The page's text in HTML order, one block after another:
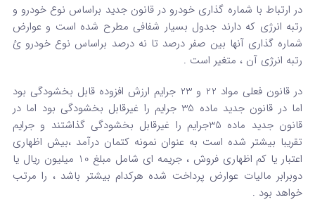
در ارتباط با شماره گذاری خودرو در قانون جدید براساس نوع خودرو و
رتبه انرژی که دارند جدول بسیار شفافی مطرح شده است و عوارض
شماره گذاری آنها بین صفر درصد تا نه درصد براساس نوع خودرو ئ
رتبه انرژی آن ، متغیر است .
در قانون فعلی مواد 22 و 23 جرایم ارزش افزوده قابل بخشودگی بود
اما در قانون جدید ماده 35 جرایم را غیرقابل بخشودگی بود اما در
قانون جدید ماده 35جرایم را غیرقابل بخشودگی گذاشتند و جرایم
تقریبا بیشتر شده است به عنوان نمونه کتمان درآمد ،بیش اظهاری
اعتبار یا کم اظهاری فروش ، جریمه ای شامل مبلغ 10 میلیون ریال یا
دوبرابر مالیات عوارض پرداخت شده هرکدام بیشتر باشد ، را مرتب
خواهد بود .